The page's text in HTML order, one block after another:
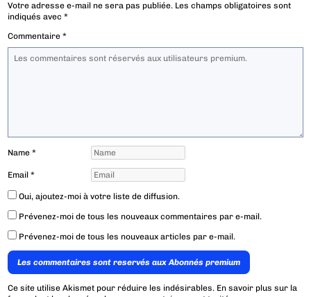
Votre adresse e-mail ne sera pas publiée. Les champs obligatoires sont
indiqués avec*
Commentaire*
Name*
Email*
Oui, ajoutez-moi à votre liste de diffusion.
Prévenez-moi de tous les nouveaux commentaires par e-mail.
Prévenez-moi de tous les nouveaux articles par e-mail.
Les commentaires sont reservés aux Abonnés premium
Ce site utilise Akismet pour réduire les indésirables. En savoir plus sur la